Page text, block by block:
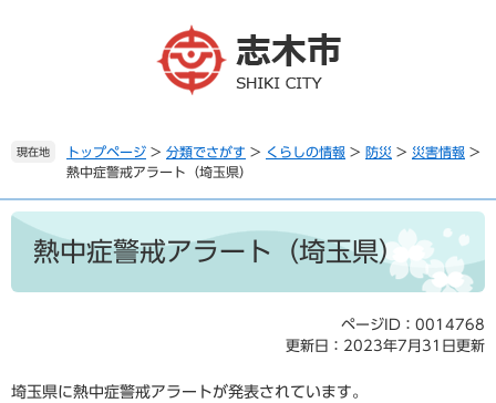
。
て
本
現在地 トップページ > 分類でさがす > くらしの情報 > 防災 > 災害情報 >
熱中症警戒アラート（埼玉県）
本
熱中症警戒アラート（埼玉県）
ページID：0014768
更新日：2023年7月31日更新
埼玉県に熱中症警戒アラートが発表されています。